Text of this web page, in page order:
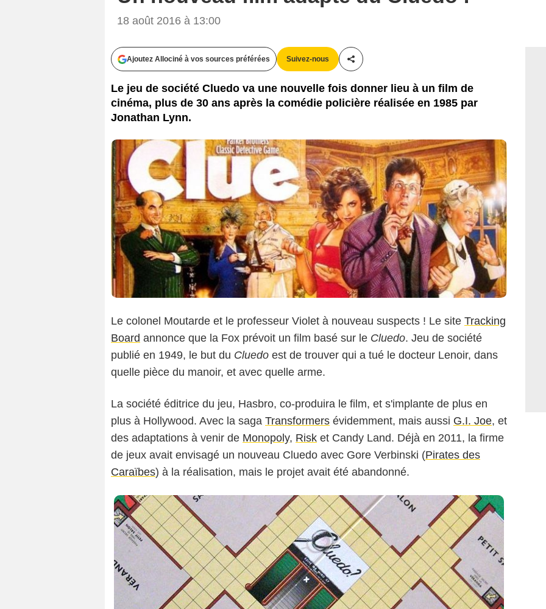
18 août 2016 à 13:00
Ajoutez Allociné à vos sources préférées Suivez-nous
Partager cet article
Le jeu de société Cluedo va une nouvelle fois donner lieu à un film de
cinéma, plus de 30 ans après la comédie policière réalisée en 1985 par
Jonathan Lynn.
Le colonel Moutarde et le professeur Violet à nouveau suspects ! Le site Tracking
Board annonce que la Fox prévoit un film basé sur le Cluedo. Jeu de société
publié en 1949, le but du Cluedo est de trouver qui a tué le docteur Lenoir, dans
quelle pièce du manoir, et avec quelle arme.
La société éditrice du jeu, Hasbro, co-produira le film, et s'implante de plus en
plus à Hollywood. Avec la saga Transformers évidemment, mais aussi G.I. Joe, et
des adaptations à venir de Monopoly, Risk et Candy Land. Déjà en 2011, la firme
de jeux avait envisagé un nouveau Cluedo avec Gore Verbinski (Pirates des
Caraïbes) à la réalisation, mais le projet avait été abandonné.
Hasbro